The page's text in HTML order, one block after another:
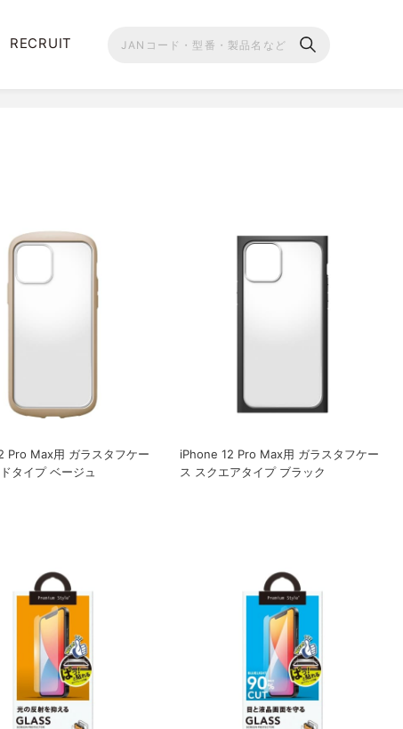
RECRUIT
Pro Max用 ガラスタフケー
タイプ ベージュ
iPhone 12 Pro Max用 ガラスタフケー
ス スクエアタイプ ブラック